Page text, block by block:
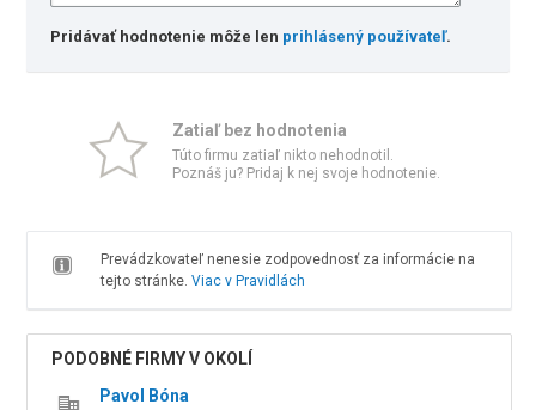
Pridávať hodnotenie môže len prihlásený používateľ.
Zatiaľ bez hodnotenia
Túto firmu zatiaľ nikto nehodnotil.
Poznáš ju? Pridaj k nej svoje hodnotenie.
Prevádzkovateľ nenesie zodpovednosť za informácie na
tejto stránke. Viac v Pravidlách
PODOBNÉ FIRMY V OKOLÍ
Pavol Bóna